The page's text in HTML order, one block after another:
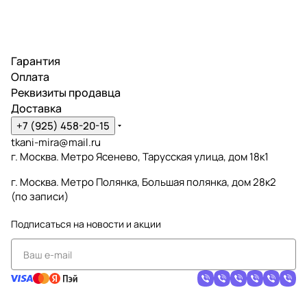
Гарантия
Оплата
Реквизиты продавца
Доставка
+7 (925) 458-20-15
tkani-mira@mail.ru
г. Москва. Метро Ясенево, Тарусская улица, дом 18к1
г. Москва. Метро Полянка, Большая полянка, дом 28к2
(по записи)
Подписаться на новости и акции